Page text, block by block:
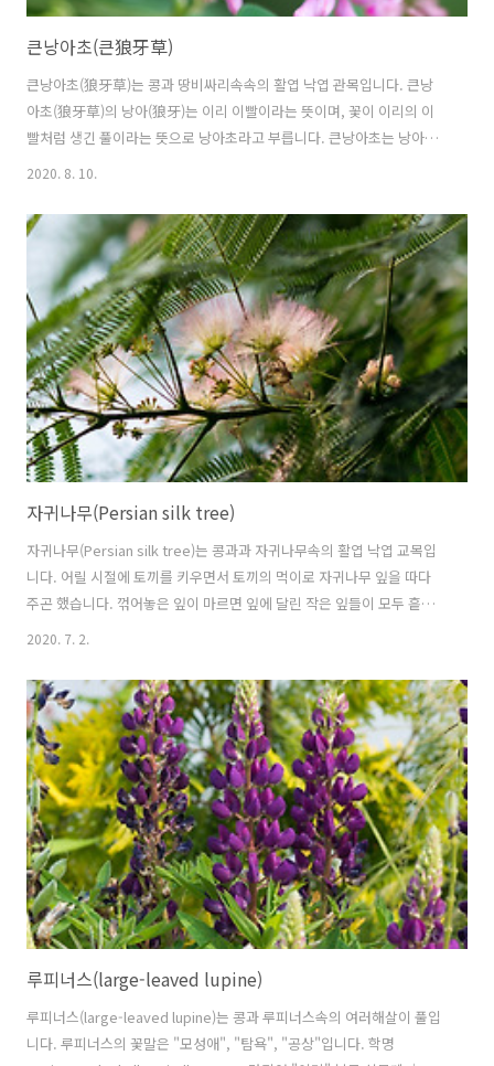
큰낭아초(큰狼牙草)
큰낭아초(狼牙草)는 콩과 땅비싸리속속의 활엽 낙엽 관목입니다. 큰낭
아초(狼牙草)의 낭아(狼牙)는 이리 이빨이라는 뜻이며, 꽃이 이리의 이
빨처럼 생긴 풀이라는 뜻으로 낭아초라고 부릅니다. 큰낭아초는 낭아초
보다 크기 때문에 큰낭아초라고 합니다. 꽃은 싸리꽃과 비슷하고 잎은 아
의 꽃말은 "사랑의 노래를 부르는 꽃", "신의"입니다. 학명 Indigofera
amblyantha Craib 분류 식물계 └ 속씨식물문 └ 쌍떡잎식물강 └ 콩
목 └ 콩과 └ 땅비싸리속 └ 큰낭아초 다른이름 큰낭아초(큰狼牙草) 원
산지 중국 참고자료
2020. 8. 10.
자귀나무(Persian silk tree)
자귀나무(Persian silk tree)는 콩과과 자귀나무속의 활엽 낙엽 교목입
니다. 어릴 시절에 토끼를 키우면서 토끼의 먹이로 자귀나무 잎을 따다
주곤 했습니다. 꺾어놓은 잎이 마르면 잎에 달린 작은 잎들이 모두 흩어
져 떨어집니다. 자귀나무의 잎은 낮에는 활짝 펴져 있지만 저녁이 되면
"가슴의 두근거림", "환희"입니다. 학명 Albizia julibrissin Durazz.
(1772) 분류 식물계 └ 속씨식물문 └ 쌍떡잎식물강 └ 콩목 └ 콩과 └
자귀나무속 └ 자귀나무 다른이름 자귀나무, 야합수(野合樹), 합환수(合
歡樹), 합환목(合歡木) 유정수(有情樹), Persian silk tree; pink silk
tree 야합수(野合..
2020. 7. 2.
루피너스(large-leaved lupine)
루피너스(large-leaved lupine)는 콩과 루피너스속의 여러해살이 풀입
니다. 루피너스의 꽃말은 "모성애", "탐욕", "공상"입니다. 학명